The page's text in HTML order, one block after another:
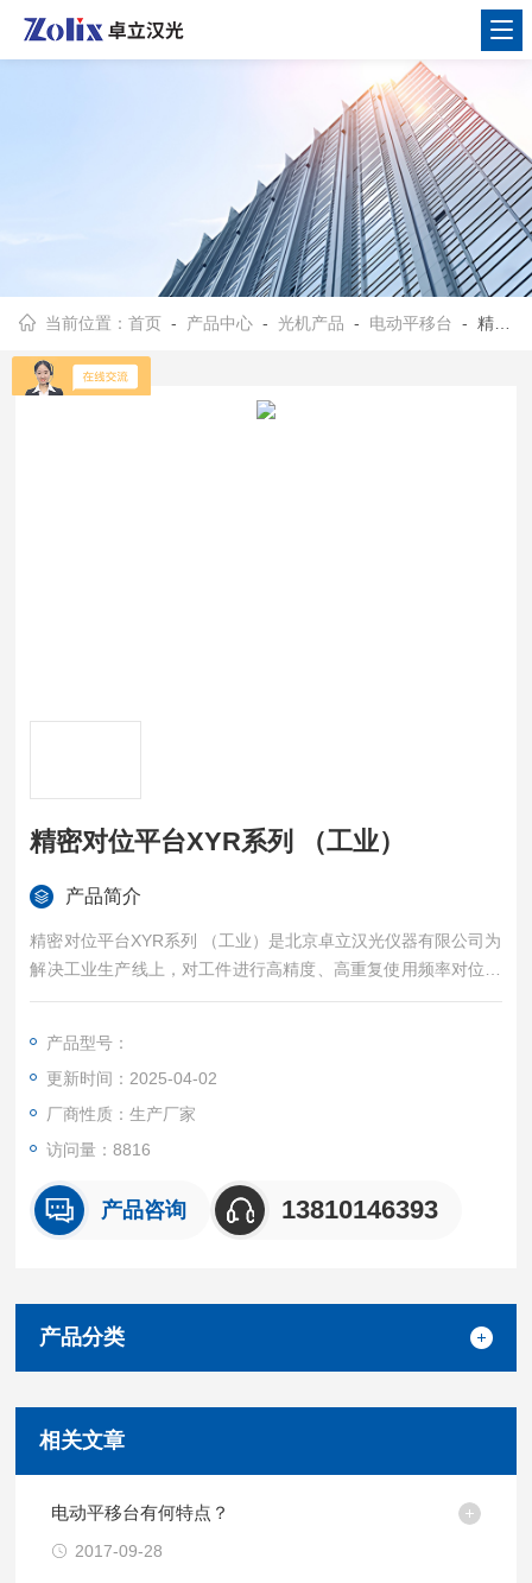
当前位置：首页 - 产品中心 -光机产品 - 电动平移台 - 精密对位平台XYR系列 （工业）
精密对位平台XYR系列 （工业）
产品简介
精密对位平台XYR系列 （工业）是北京卓立汉光仪器有限公司为
解决工业生产线上，对工件进行高精度、高重复使用频率对位、
邦定、贴合等使用要求而开发的三轴并联式对位机构。
产品型号：
更新时间：2025-04-02
厂商性质：生产厂家
访问量：8816
产品咨询 13810146393
产品分类
相关文章
电动平移台有何特点？
2017-09-28